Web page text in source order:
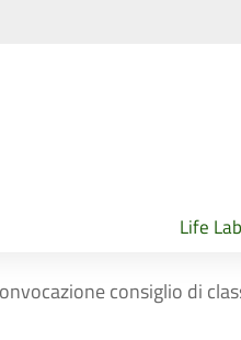
Life Lab
consiglio di